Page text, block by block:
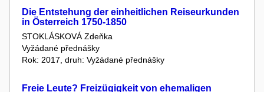
Die Entstehung der einheitlichen Reiseurkunden
in Österreich 1750-1850
STOKLÁSKOVÁ Zdeňka
Vyžádané přednášky
Rok: 2017, druh: Vyžádané přednášky
Freie Leute? Freizügigkeit von ehemaligen